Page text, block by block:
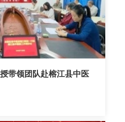
院“中西医结合肿瘤专科医联
贵州省中医肿瘤联盟成员单
人、护士8人，医生中主任医
教授）4人、主治医师7人、
带领团队赴榕江县中医